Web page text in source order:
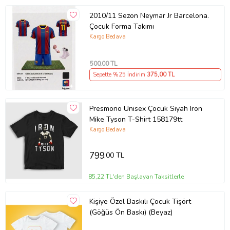
2010/11 Sezon Neymar Jr Barcelona.
Çocuk Forma Takımı
Kargo Bedava
500,00 TL
Sepette %25 İndirim 375,00 TL
Presmono Unisex Çocuk Siyah Iron
Mike Tyson T-Shirt 158179tt
Kargo Bedava
799,00 TL
85,22 TL'den Başlayan Taksitlerle
Kişiye Özel Baskılı Çocuk Tişört
(Göğüs Ön Baskı) (Beyaz)